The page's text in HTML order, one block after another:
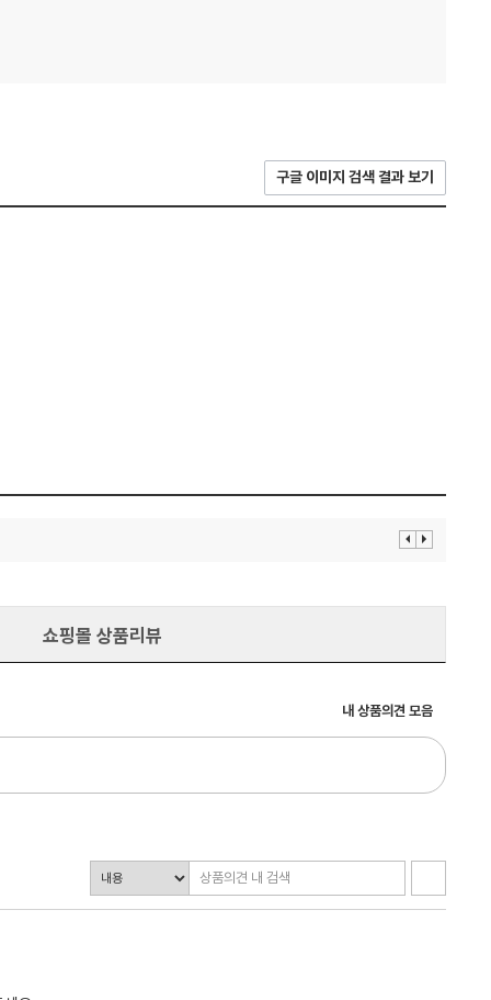
구글 이미지 검색 결과 보기
이 다
쇼핑몰 상품리뷰
내 상품의견 모음